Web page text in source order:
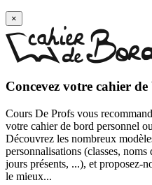
×
Concevez votre cahier
Cours De Profs vous
votre cahier de bord personnel
Découvrez les nombreux
personnalisations (classes, noms
jours présents, ...), et proposez-
le mieux...